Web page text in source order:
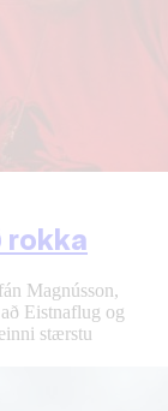
rokka
Magnússon,
Eistnaflug og
stærstu